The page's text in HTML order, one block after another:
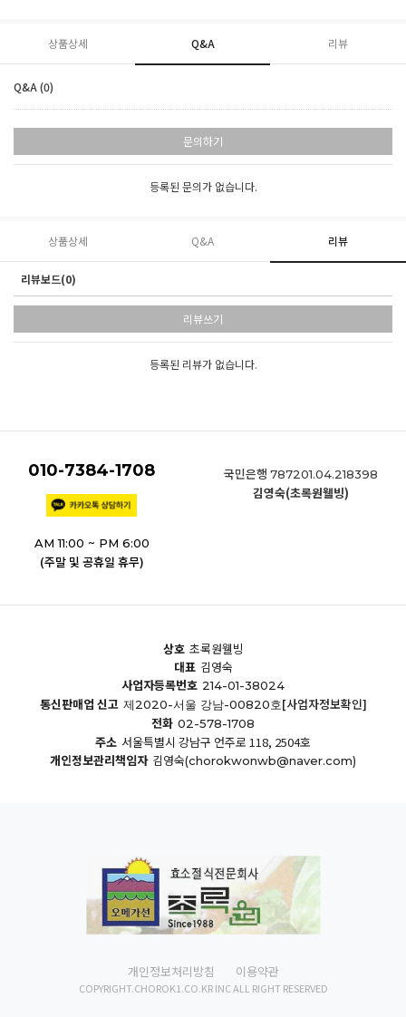
상품상세 Q&A 리뷰
Q&A (0)
문의하기
등록된 문의가 없습니다.
상품상세 Q&A 리뷰
리뷰보드(0)
리뷰쓰기
등록된 리뷰가 없습니다.
010-7384-1708
AM 11:00 ~ PM 6:00
(주말 및 공휴일 휴무)
국민은행 787201.04.218398
김영숙(초록원웰빙)
상호 초록원웰빙
대표 김영숙
사업자등록번호 214-01-38024
통신판매업 신고 제2020-서울 강남-00820호[사업자정보확인]
전화 02-578-1708
주소 서울특별시 강남구 언주로 118, 2504호
개인정보관리책임자 김영숙(chorokwonwb@naver.com)
개인정보처리방침 이용약관
COPYRIGHT.CHOROK1.CO.KR INC ALL RIGHT RESERVED